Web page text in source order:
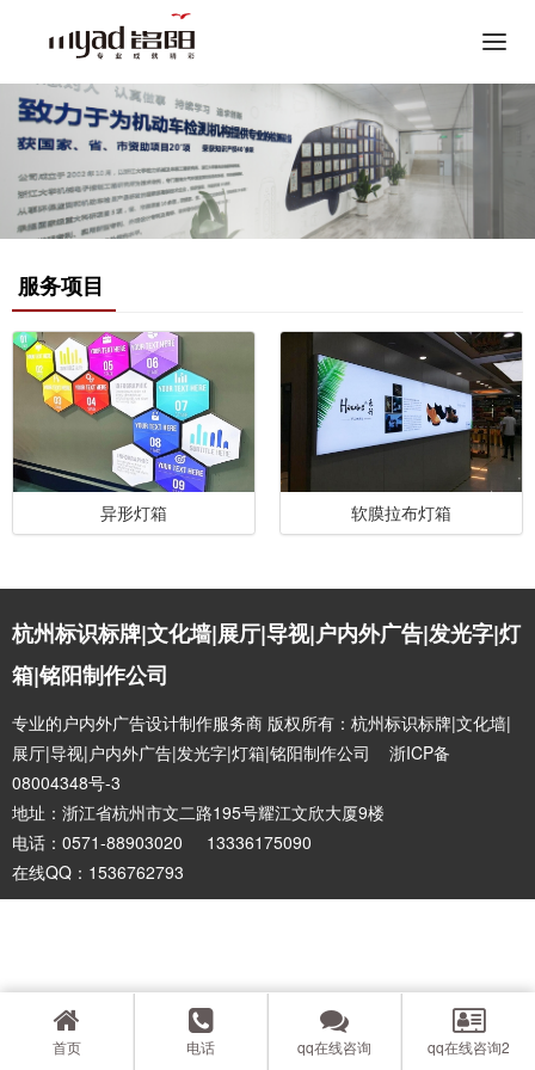
服务项目
异形灯箱 软膜拉布灯箱
杭州标识标牌|文化墙|展厅|导视|户内外广告|发光字|灯
箱|铭阳制作公司
专业的户内外广告设计制作服务商 版权所有：杭州标识标牌|文化墙|
展厅|导视|户内外广告|发光字|灯箱|铭阳制作公司 浙ICP备
08004348号-3
地址：浙江省杭州市文二路195号耀江文欣大厦9楼
电话：0571-88903020 13336175090
在线QQ：1536762793
首页 电话 qq在线咨询 qq在线咨询2